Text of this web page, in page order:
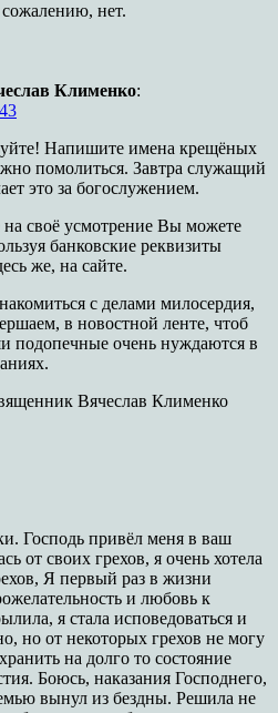
сожалению, нет.
Клименко:
Напишите имена крещёных
помолиться. Завтра служащий
это за богослужением.
своё усмотрение Вы можете
банковские реквизиты
же, на сайте.
с делами милосердия,
в новостной ленте, чтоб
подопечные очень нуждаются в
Вячеслав Клименко
Господь привёл меня в ваш
от своих грехов, я очень хотела
Я первый раз в жизни
и любовь к
я стала исповедоваться и
но от некоторых грехов не могу
на долго то состояние
Боюсь, наказания Господнего,
вынул из бездны. Решила не